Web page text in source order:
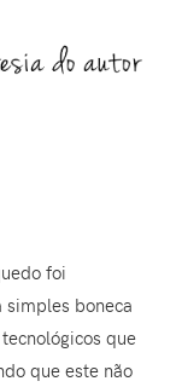
foi
boneca
que
que este não